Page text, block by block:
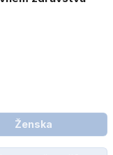
Ženska